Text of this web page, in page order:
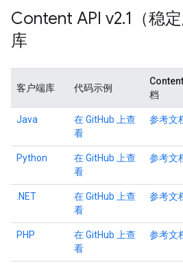
Content API v2.1（稳
库
客户端库 代码示例
档
Java
在 GitHub 上查
看
参考文
Python
在 GitHub 上查
看
参考文
.NET
在 GitHub 上查
看
参考文
PHP
在 GitHub 上查
看
参考文